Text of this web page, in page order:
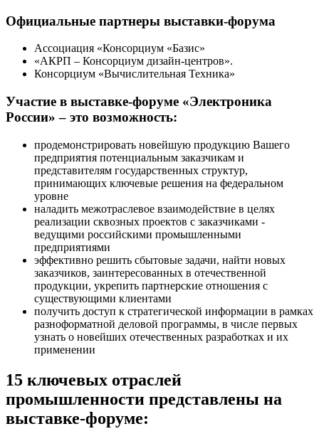
Официальные партнеры выставки-форума
Ассоциация «Консорциум «Базис»
«АКРП – Консорциум дизайн-центров».
Консорциум «Вычислительная Техника»
Участие в выставке-форуме «Электроника
России» – это возможность:
продемонстрировать новейшую продукцию Вашего
предприятия потенциальным заказчикам и
представителям государственных структур,
принимающих ключевые решения на федеральном
уровне
наладить межотраслевое взаимодействие в целях
реализации сквозных проектов с заказчиками -
ведущими российскими промышленными
предприятиями
эффективно решить сбытовые задачи, найти новых
заказчиков, заинтересованных в отечественной
продукции, укрепить партнерские отношения с
существующими клиентами
получить доступ к стратегической информации в рамках
разноформатной деловой программы, в числе первых
узнать о новейших отечественных разработках и их
применении
15 ключевых отраслей
промышленности представлены на
выставке-форуме: